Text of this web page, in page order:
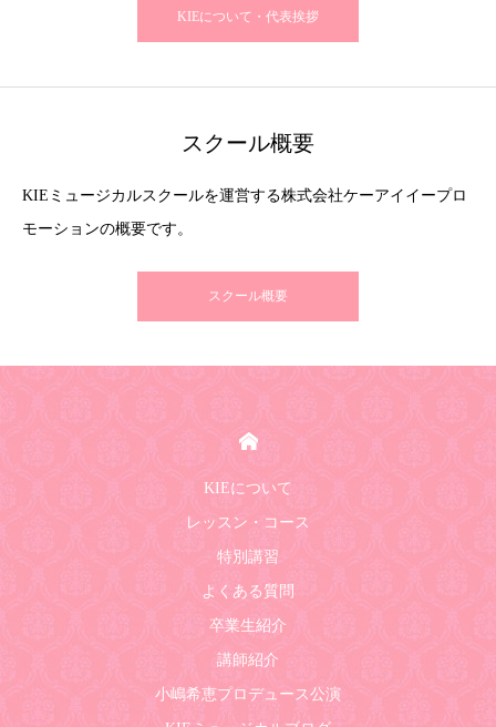
KIEについて・代表挨拶
スクール概要
KIEミュージカルスクールを運営する株式会社ケーアイイープロ
モーションの概要です。
スクール概要
KIEについて
レッスン・コース
特別講習
よくある質問
卒業生紹介
講師紹介
小嶋希恵プロデュース公演